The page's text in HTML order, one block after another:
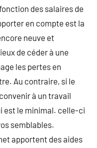
des salaires de
en compte est la
neuve et
de céder à une
les pertes en
Au contraire, si le
à un travail
est le minimal. celle-ci
semblables.
apportent des aides